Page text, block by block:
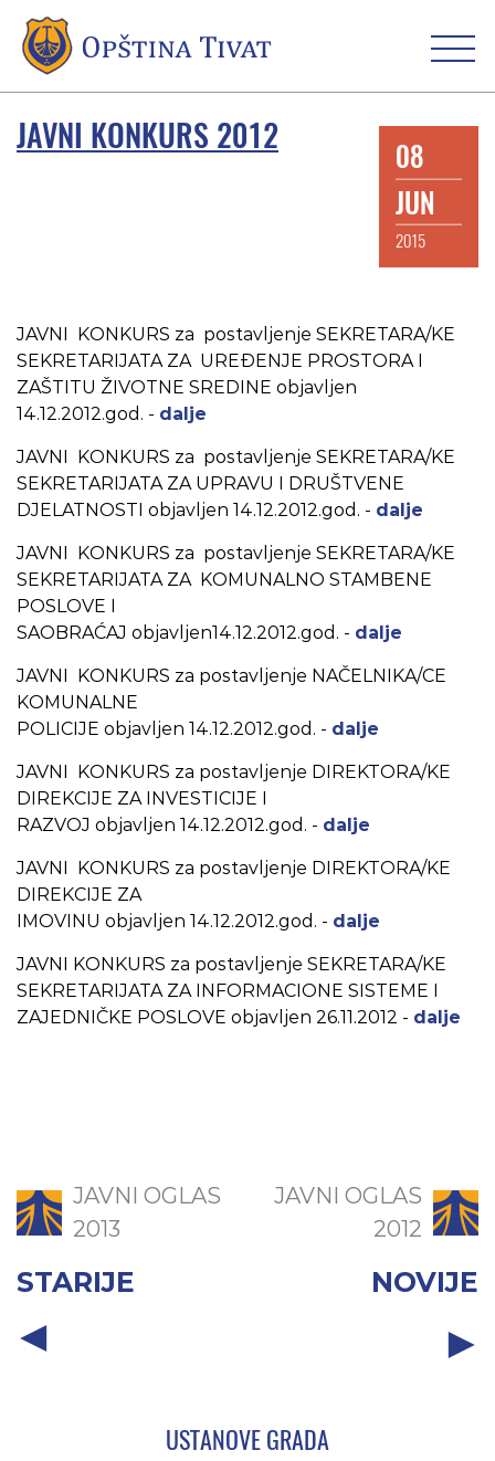
JAVNI KONKURS 2012
08
JUN
2015
JAVNI KONKURS za postavljenje SEKRETARA/KE
SEKRETARIJATA ZA UREĐENJE PROSTORA I
ZAŠTITU ŽIVOTNE SREDINE objavljen
14.12.2012.god. - dalje
JAVNI KONKURS za postavljenje SEKRETARA/KE
SEKRETARIJATA ZA UPRAVU I DRUŠTVENE
DJELATNOSTI objavljen 14.12.2012.god. - dalje
JAVNI KONKURS za postavljenje SEKRETARA/KE
SEKRETARIJATA ZA KOMUNALNO STAMBENE
POSLOVE I
SAOBRAĆAJ objavljen14.12.2012.god. - dalje
JAVNI KONKURS za postavljenje NAČELNIKA/CE
KOMUNALNE
POLICIJE objavljen 14.12.2012.god. - dalje
JAVNI KONKURS za postavljenje DIREKTORA/KE
DIREKCIJE ZA INVESTICIJE I
RAZVOJ objavljen 14.12.2012.god. - dalje
JAVNI KONKURS za postavljenje DIREKTORA/KE
DIREKCIJE ZA
IMOVINU objavljen 14.12.2012.god. - dalje
JAVNI KONKURS za postavljenje SEKRETARA/KE
SEKRETARIJATA ZA INFORMACIONE SISTEME I
ZAJEDNIČKE POSLOVE objavljen 26.11.2012 - dalje
JAVNI OGLAS
2013
STARIJE
JAVNI OGLAS
2012
NOVIJE
USTANOVE GRADA